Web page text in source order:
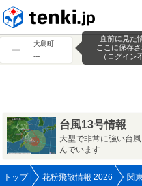
大島町
---
直前に見た
ここに保存
（ログイン
台風13号情報
大型で非常に強い台
んでいます
トップ 花粉飛散情報 2026 関